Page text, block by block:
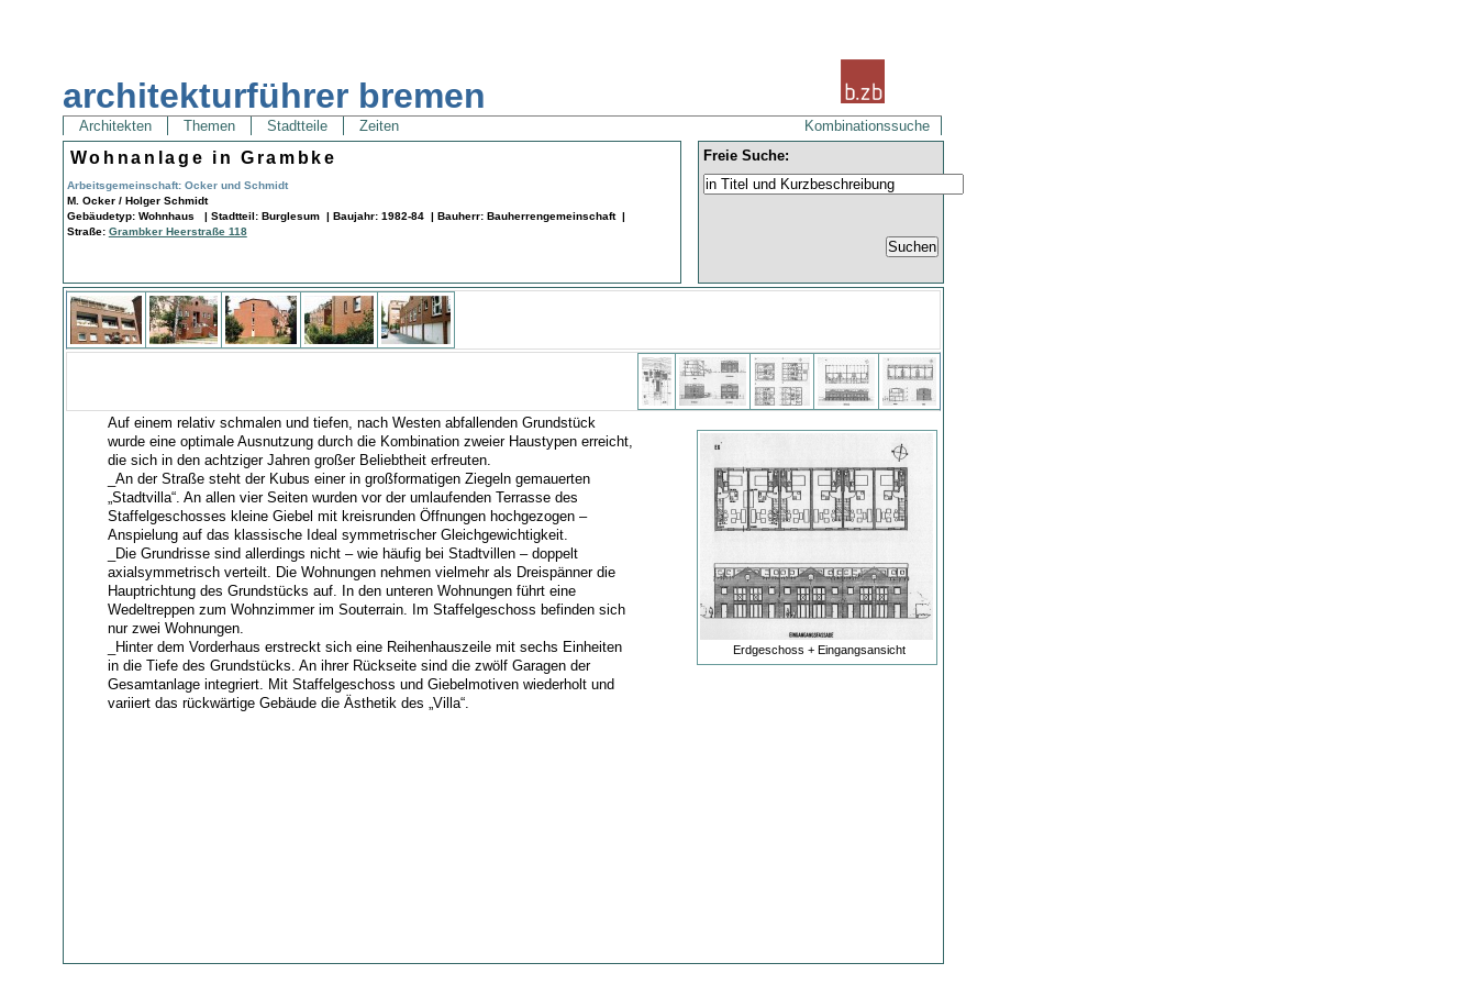
architekturführer bremen
Architekten Themen Stadtteile Zeiten Kombinationssuche
Wohnanlage in Grambke
Arbeitsgemeinschaft: Ocker und Schmidt
M. Ocker / Holger Schmidt
Gebäudetyp: Wohnhaus | Stadtteil: Burglesum | Baujahr: 1982-84 | Bauherr: Bauherrengemeinschaft |
Straße: Grambker Heerstraße 118
Freie Suche:
Erdgeschoss + Eingangsansicht
Auf einem relativ schmalen und tiefen, nach Westen abfallenden Grundstück
wurde eine optimale Ausnutzung durch die Kombination zweier Haustypen erreicht,
die sich in den achtziger Jahren großer Beliebtheit erfreuten.
_An der Straße steht der Kubus einer in großformatigen Ziegeln gemauerten
„Stadtvilla“. An allen vier Seiten wurden vor der umlaufenden Terrasse des
Staffelgeschosses kleine Giebel mit kreisrunden Öffnungen hochgezogen –
Anspielung auf das klassische Ideal symmetrischer Gleichgewichtigkeit.
_Die Grundrisse sind allerdings nicht – wie häufig bei Stadtvillen – doppelt
axialsymmetrisch verteilt. Die Wohnungen nehmen vielmehr als Dreispänner die
Hauptrichtung des Grundstücks auf. In den unteren Wohnungen führt eine
Wedeltreppen zum Wohnzimmer im Souterrain. Im Staffelgeschoss befinden sich
nur zwei Wohnungen.
_Hinter dem Vorderhaus erstreckt sich eine Reihenhauszeile mit sechs Einheiten
in die Tiefe des Grundstücks. An ihrer Rückseite sind die zwölf Garagen der
Gesamtanlage integriert. Mit Staffelgeschoss und Giebelmotiven wiederholt und
variiert das rückwärtige Gebäude die Ästhetik des „Villa“.